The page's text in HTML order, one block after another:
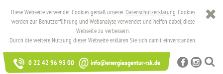
0 22 42 96 93 00 @ info@energieagentur-rsk.de
Diese Webseite verwendet Cookies gemäß unserer Datenschutzerklärung. Cookies
werden zur Benutzerführung und Webanalyse verwendet und helfen dabei, diese
Webseite zu verbessern.
Durch die weitere Nutzung dieser Webseite erklären Sie sich damit einverstanden.